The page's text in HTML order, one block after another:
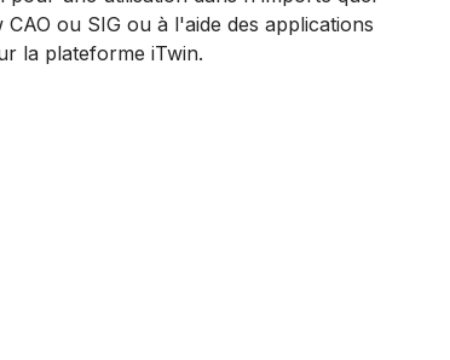
ou SIG ou à l'aide des applications
la plateforme iTwin.